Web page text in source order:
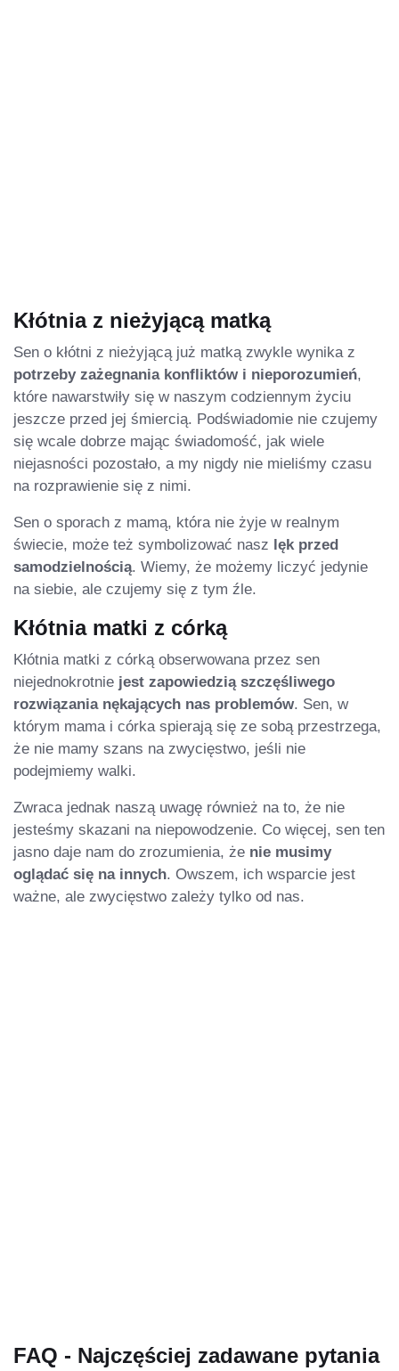
Kłótnia z nieżyjącą matką
Sen o kłótni z nieżyjącą już matką zwykle wynika z
potrzeby zażegnania konfliktów i nieporozumień,
które nawarstwiły się w naszym codziennym życiu
jeszcze przed jej śmiercią. Podświadomie nie czujemy
się wcale dobrze mając świadomość, jak wiele
niejasności pozostało, a my nigdy nie mieliśmy czasu
na rozprawienie się z nimi.
Sen o sporach z mamą, która nie żyje w realnym
świecie, może też symbolizować nasz lęk przed
samodzielnością. Wiemy, że możemy liczyć jedynie
na siebie, ale czujemy się z tym źle.
Kłótnia matki z córką
Kłótnia matki z córką obserwowana przez sen
niejednokrotnie jest zapowiedzią szczęśliwego
rozwiązania nękających nas problemów. Sen, w
którym mama i córka spierają się ze sobą przestrzega,
że nie mamy szans na zwycięstwo, jeśli nie
podejmiemy walki.
Zwraca jednak naszą uwagę również na to, że nie
jesteśmy skazani na niepowodzenie. Co więcej, sen ten
jasno daje nam do zrozumienia, że nie musimy
oglądać się na innych. Owszem, ich wsparcie jest
ważne, ale zwycięstwo zależy tylko od nas.
FAQ - Najczęściej zadawane pytania